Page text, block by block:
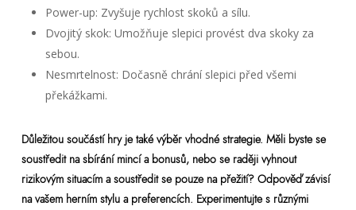
Power-up: Zvyšuje rychlost skoků a sílu.
Dvojitý skok: Umožňuje slepici provést dva skoky za
sebou.
Nesmrtelnost: Dočasně chrání slepici před všemi
překážkami.
Důležitou součástí hry je také výběr vhodné strategie. Měli byste se
soustředit na sbírání mincí a bonusů, nebo se raději vyhnout
rizikovým situacím a soustředit se pouze na přežití? Odpověď závisí
na vašem herním stylu a preferencích. Experimentujte s různými